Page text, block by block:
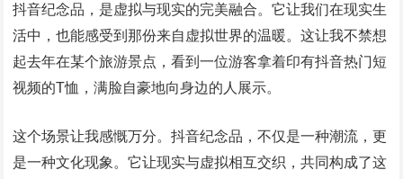
抖音纪念品，是虚拟与现实的完美融合。它让我们在现实生
活中，也能感受到那份来自虚拟世界的温暖。这让我不禁想
起去年在某个旅游景点，看到一位游客拿着印有抖音热门短
视频的T恤，满脸自豪地向身边的人展示。
这个场景让我感慨万分。抖音纪念品，不仅是一种潮流，更
是一种文化现象。它让现实与虚拟相互交织，共同构成了这